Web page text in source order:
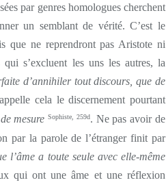
par genres homologues cherchent
un semblant de vérité. C’est le
que ne reprendront pas Aristote ni
s’excluent les uns les autres, la
d’annihiler tout discours, que de
cela le discernement pourtant
mesure Sophiste, 259d. Ne pas avoir de
par la parole de l’étranger finit par
l’âme a toute seule avec elle-même
qui ont une âme et une réflexion